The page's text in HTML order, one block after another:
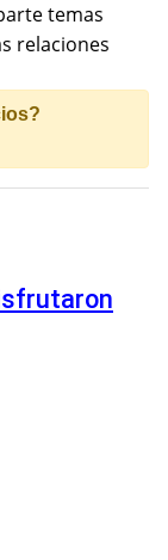
temas
relaciones